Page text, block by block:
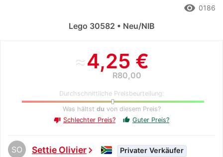
≈4,25 €
R80,00
Durchschnittliche Preisbeurteilung:
Was hältst du von diesem Preis?
thumb_down Schlechter Preis? thumb_up Guter Preis?
SO Settie Olivierchevron_right Privater Verkäufer
remove_red_eye 0186
Lego 30582 • Neu/NIB